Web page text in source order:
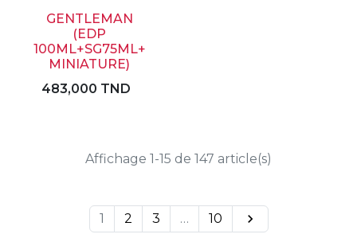
GENTLEMAN
(EDP
100ML+SG75ML+
MINIATURE)
483,000 TND
Affichage 1-15 de 147 article(s)
1 2 3 … 10 